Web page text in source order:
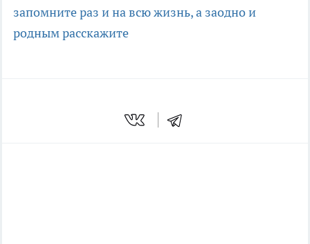
запомните раз и на всю жизнь, а заодно и
родным расскажите